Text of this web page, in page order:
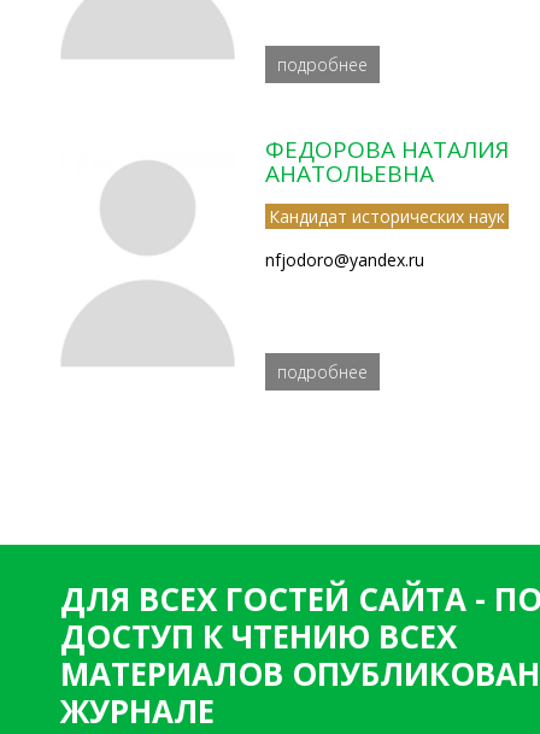
подробнее
ФЕДОРОВА НАТАЛИЯ
АНАТОЛЬЕВНА
Кандидат исторических наук
nfjodoro@yandex.ru
подробнее
ДЛЯ ВСЕХ ГОСТЕЙ САЙТА -
ДОСТУП К ЧТЕНИЮ ВСЕХ
МАТЕРИАЛОВ
ЖУРНАЛЕ